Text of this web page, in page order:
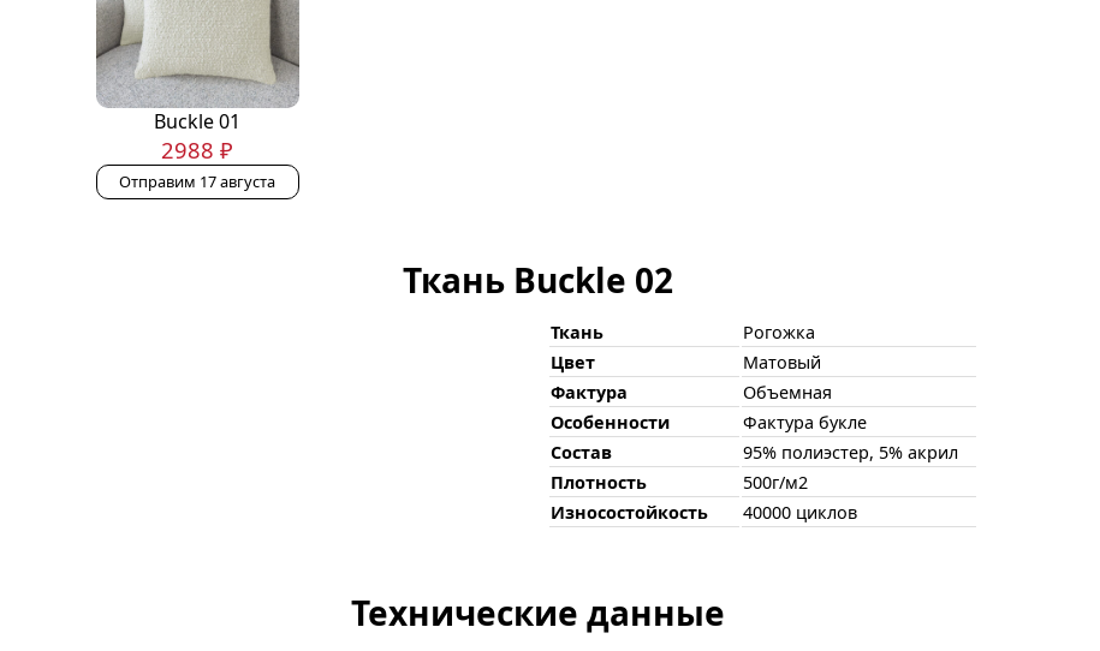
Buckle 01
2988 ₽
Отправим 17 августа
Ткань Buckle 02
Ткань
Рогожка
Цвет
Матовый
Фактура
Объемная
Особенности
Фактура букле
Состав
95% полиэстер, 5% акрил
Плотность
500г/м2
Износостойкость
40000 циклов
Технические данные